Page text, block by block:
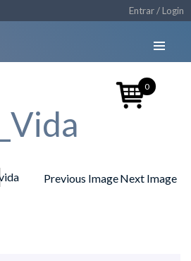
Entrar / Login
Previous ImageNext Image
0